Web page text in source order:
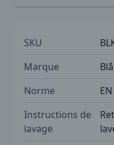
SKU
Marque
Norme
Instructions de
lavage